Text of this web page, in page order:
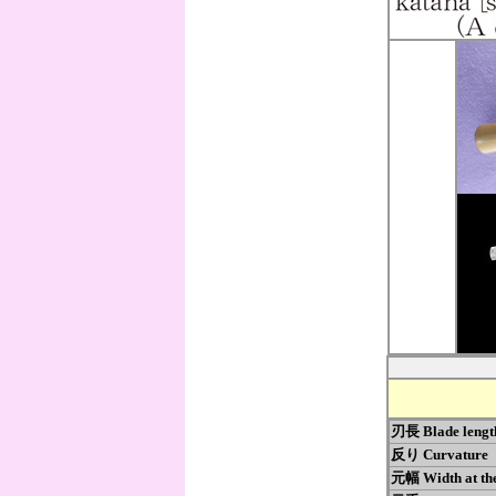
刃長 Blade
反り Curvature
元幅 Width at